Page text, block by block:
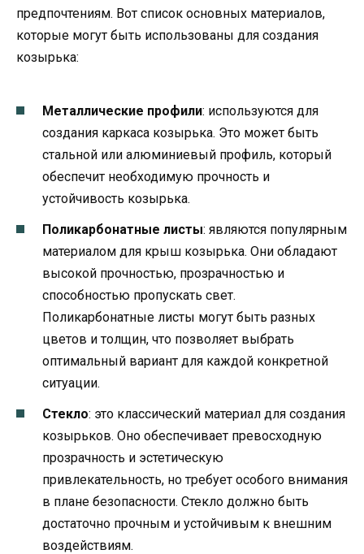
предпочтениям. Вот список основных материалов,
которые могут быть использованы для создания
козырька:
Металлические профили: используются для
создания каркаса козырька. Это может быть
стальной или алюминиевый профиль, который
обеспечит необходимую прочность и
устойчивость козырька.
Поликарбонатные листы: являются популярным
материалом для крыш козырька. Они обладают
высокой прочностью, прозрачностью и
способностью пропускать свет.
Поликарбонатные листы могут быть разных
цветов и толщин, что позволяет выбрать
оптимальный вариант для каждой конкретной
ситуации.
Стекло: это классический материал для создания
козырьков. Оно обеспечивает превосходную
прозрачность и эстетическую
привлекательность, но требует особого внимания
в плане безопасности. Стекло должно быть
достаточно прочным и устойчивым к внешним
воздействиям.